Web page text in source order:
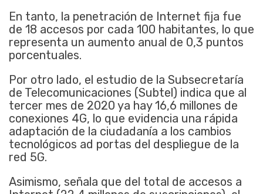
En tanto, la penetración de Internet fija fue
de 18 accesos por cada 100 habitantes, lo que
representa un aumento anual de 0,3 puntos
porcentuales.
Por otro lado, el estudio de la Subsecretaría
de Telecomunicaciones (Subtel) indica que al
tercer mes de 2020 ya hay 16,6 millones de
conexiones 4G, lo que evidencia una rápida
adaptación de la ciudadanía a los cambios
tecnológicos ad portas del despliegue de la
red 5G.
Asimismo, señala que del total de accesos a